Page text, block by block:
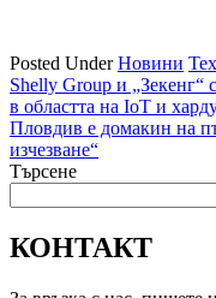
Posted UnderНовини
Навигация
Shelly Group и „Зекенг“
в областта на IoT и
Пловдив е домакин на
изчезване“
Търсене
КОНТАКТ